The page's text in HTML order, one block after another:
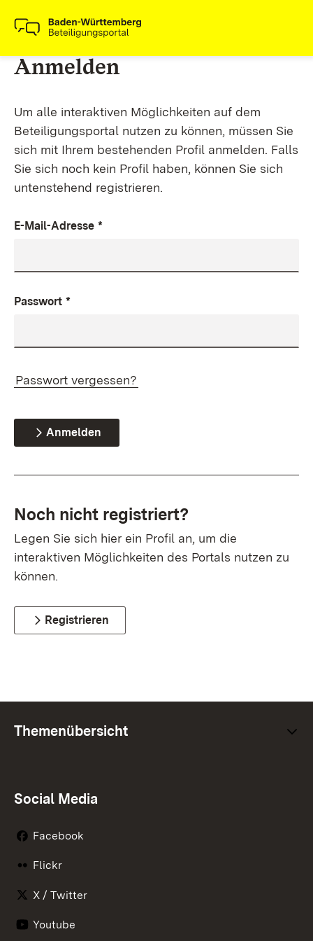
Anmelden
Um alle interaktiven Möglichkeiten auf dem
Beteiligungsportal nutzen zu können, müssen Sie
sich mit Ihrem bestehenden Profil anmelden. Falls
Sie sich noch kein Profil haben, können Sie sich
untenstehend registrieren.
E-Mail-Adresse *
Passwort *
Passwort vergessen?
Anmelden
Noch nicht registriert?
Legen Sie sich hier ein Profil an, um die
interaktiven Möglichkeiten des Portals nutzen zu
können.
Registrieren
Themenübersicht
Social Media
Facebook
Flickr
X / Twitter
Youtube